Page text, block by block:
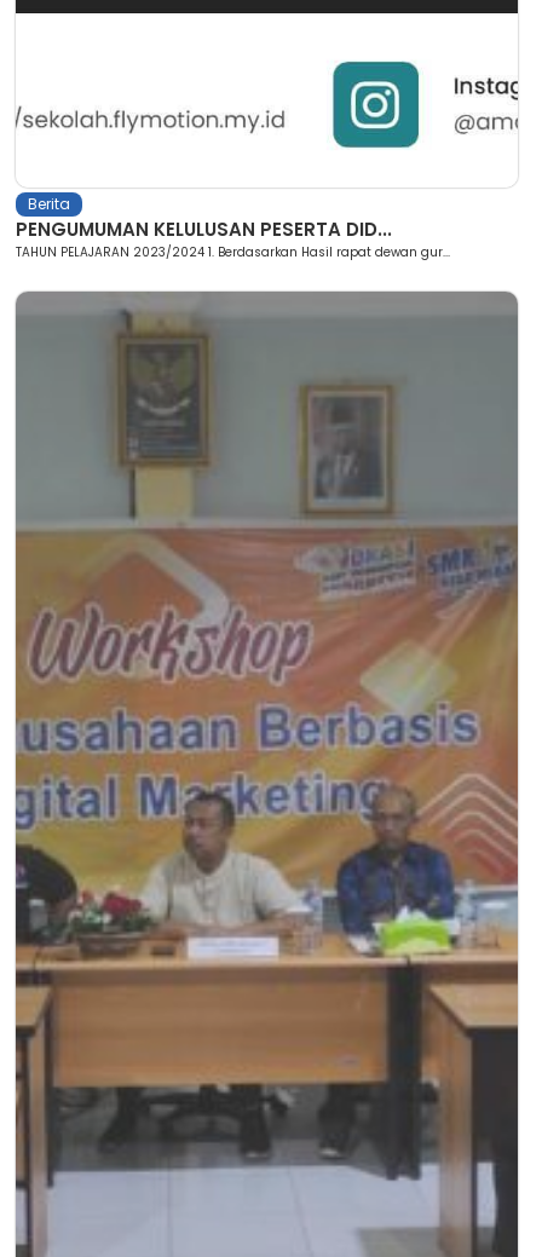
Berita
PENGUMUMAN KELULUSAN PESERTA DID...
TAHUN PELAJARAN 2023/2024 1. Berdasarkan Hasil rapat dewan gur...